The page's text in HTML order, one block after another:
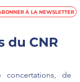
À LA NEWSLETTER
du CNR
de